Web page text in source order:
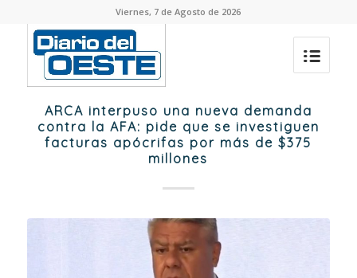
Viernes, 7 de Agosto de 2026
ARCA interpuso una nueva demanda
contra la AFA: pide que se investiguen
facturas apócrifas por más de $375
millones